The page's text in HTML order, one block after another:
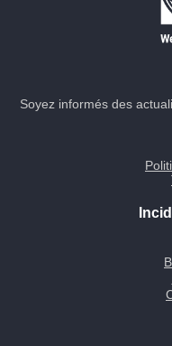
Soyez informés des